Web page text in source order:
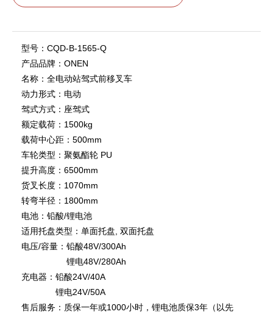
型号： CQD-B-1565-Q
产品品牌： ONEN
名称： 全电动站驾式前移叉车
动力形式： 电动
驾式方式： 座驾式
额定载荷： 1500kg
载荷中心距： 500mm
车轮类型： 聚氨酯轮 PU
提升高度： 6500mm
货叉长度： 1070mm
转弯半径： 1800mm
电池： 铅酸/锂电池
适用托盘类型： 单面托盘, 双面托盘
电压/容量： 铅酸48V/300Ah
锂电48V/280Ah
充电器： 铅酸24V/40A
锂电24V/50A
售后服务： 质保一年或1000小时，锂电池质保3年（以先